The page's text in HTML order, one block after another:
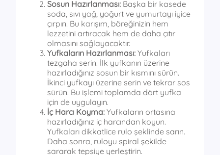
Sosun Hazırlanması: Başka bir kasede
soda, sıvı yağ, yoğurt ve yumurtayı iyice
çırpın. Bu karışım, böreğinizin hem
lezzetini artıracak hem de daha çıtır
olmasını sağlayacaktır.
Yufkaların Hazırlanması: Yufkaları
tezgaha serin. İlk yufkanın üzerine
hazırladığınız sosun bir kısmını sürün.
İkinci yufkayı üzerine serin ve tekrar sos
sürün. Bu işlemi toplamda dört yufka
için de uygulayın.
İç Harcı Koyma: Yufkaların ortasına
hazırladığınız iç harcından koyun.
Yufkaları dikkatlice rulo şeklinde sarın.
Daha sonra, ruloyu spiral şekilde
sararak tepsiye yerleştirin.